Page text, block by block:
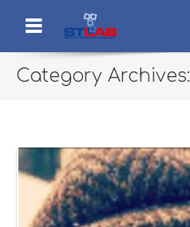
Menu
Category Archives: